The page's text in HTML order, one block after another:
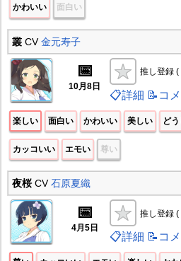
かわいい 面白い
叢CV金元寿子
📅
10月8日
推し登録 (
📋詳細 📝コ
楽しい 面白い かわいい 美しい ど
カッコいい エモい 尊い
夜桜CV石原夏織
📅
4月5日
推し登録 (
📋詳細 📝コ